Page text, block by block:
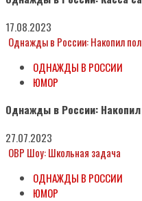
17.08.2023
Однажды в России: Накопил
ОДНАЖДЫ В РОССИИ
ЮМОР
Однажды в России:
27.07.2023
ОВР Шоу: Школьная задача
ОДНАЖДЫ В РОССИИ
ЮМОР